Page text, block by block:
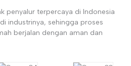
penyalur terpercaya di Indonesia
industrinya, sehingga proses
berjalan dengan aman dan